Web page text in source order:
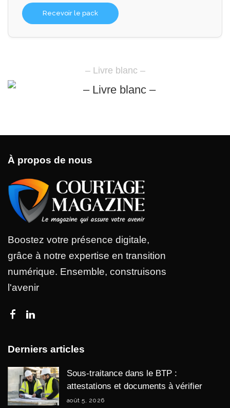
Recevoir le pack
– Livre blanc –
À propos de nous
Boostez votre présence digitale,
grâce à notre expertise en transition
numérique. Ensemble, construisons
l'avenir
Derniers articles
Sous-traitance dans le BTP :
attestations et documents à vérifier
août 5, 2026